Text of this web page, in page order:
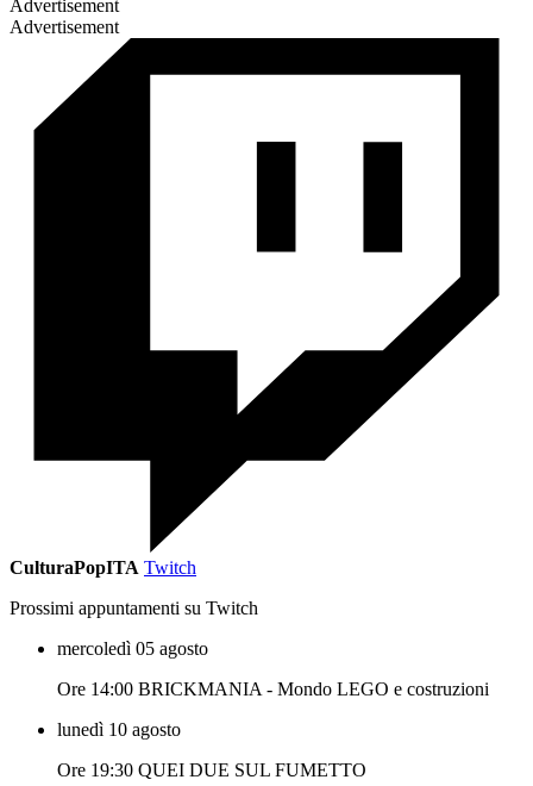
Advertisement
Advertisement
CulturaPopITA Twitch
Prossimi appuntamenti su Twitch
mercoledì 05 agosto
Ore 14:00 BRICKMANIA - Mondo LEGO e costruzioni
lunedì 10 agosto
Ore 19:30 QUEI DUE SUL FUMETTO